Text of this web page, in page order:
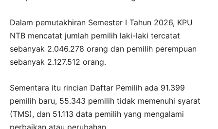
Dalam pemutakhiran Semester I Tahun 2026, KPU
NTB mencatat jumlah pemilih laki-laki tercatat
sebanyak 2.046.278 orang dan pemilih perempuan
sebanyak 2.127.512 orang.
Sementara itu rincian Daftar Pemilih ada 91.399
pemilih baru, 55.343 pemilih tidak memenuhi syarat
(TMS), dan 51.113 data pemilih yang mengalami